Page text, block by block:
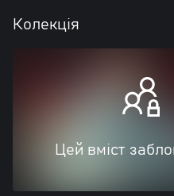
Колекція
Цей вміст